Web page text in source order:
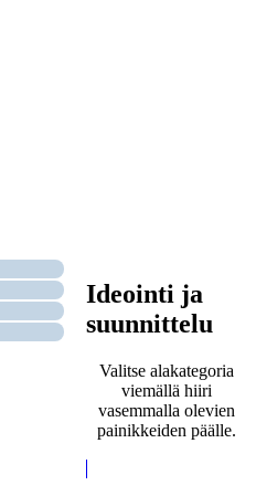
Ideointi ja
suunnittelu
Valitse alakategoria
viemällä hiiri
vasemmalla olevien
painikkeiden päälle.